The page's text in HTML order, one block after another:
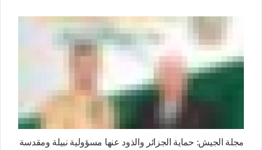
مجلة الجيش: حماية الجزائر والذود عنها مسؤولية نبيلة ومقدسة